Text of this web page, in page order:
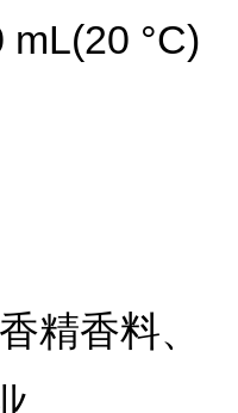
°C)
精香料、